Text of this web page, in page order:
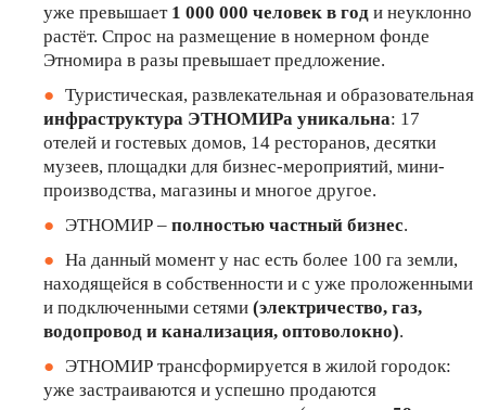
уже превышает 1 000 000 человек в год и неуклонно
растёт. Спрос на размещение в номерном фонде
Этномира в разы превышает предложение.
Туристическая, развлекательная и образовательная
инфраструктура ЭТНОМИРа уникальна: 17
отелей и гостевых домов, 14 ресторанов, десятки
музеев, площадки для бизнес-мероприятий, мини-
производства, магазины и многое другое.
ЭТНОМИР – полностью частный бизнес.
На данный момент у нас есть более 100 га земли,
находящейся в собственности и с уже проложенными
и подключенными сетями (электричество, газ,
водопровод и канализация, оптоволокно).
ЭТНОМИР трансформируется в жилой городок:
уже застраиваются и успешно продаются